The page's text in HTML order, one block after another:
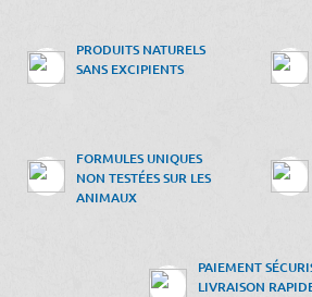
PRODUITS NATURELS
SANS EXCIPIENTS
FORMULES UNIQUES
NON TESTÉES SUR LES
ANIMAUX
PAIEMENT
LIVRAISON